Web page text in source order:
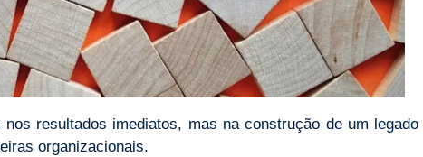
resultados imediatos, mas na construção de um legado
organizacionais.